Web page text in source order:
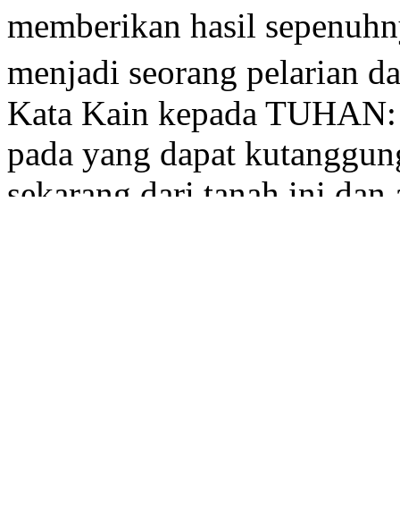
memberikan hasil
menjadi seorang pelarian
Kata Kain kepada
pada yang dapat
sekarang dari tanah ini